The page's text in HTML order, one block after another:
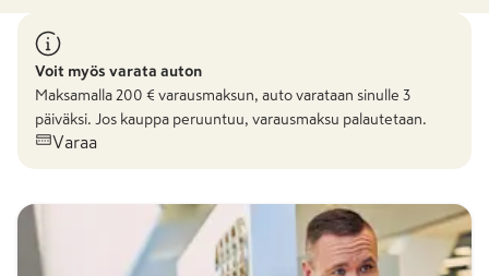
Voit myös varata auton
Maksamalla 200 € varausmaksun, auto varataan sinulle 3
päiväksi. Jos kauppa peruuntuu, varausmaksu palautetaan.
Varaa